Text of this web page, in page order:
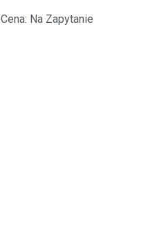
Cena: Na Zapytanie